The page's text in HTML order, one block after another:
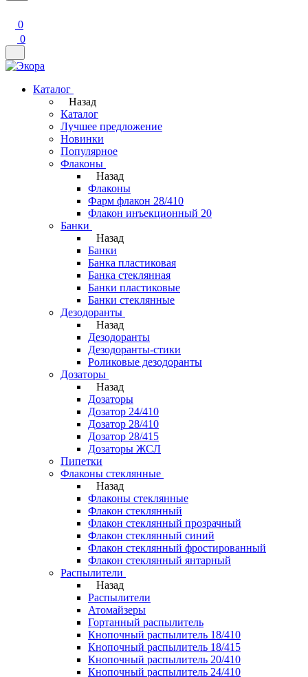
0
0
Каталог
Назад
Каталог
Лучшее предложение
Новинки
Популярное
Флаконы
Назад
Флаконы
Фарм флакон 28/410
Флакон инъекционный 20
Банки
Назад
Банки
Банка пластиковая
Банка стеклянная
Банки пластиковые
Банки стеклянные
Дезодоранты
Назад
Дезодоранты
Дезодоранты-стики
Роликовые дезодоранты
Дозаторы
Назад
Дозаторы
Дозатор 24/410
Дозатор 28/410
Дозатор 28/415
Дозаторы ЖСЛ
Пипетки
Флаконы стеклянные
Назад
Флаконы стеклянные
Флакон стеклянный
Флакон стеклянный прозрачный
Флакон стеклянный синий
Флакон стеклянный фростированный
Флакон стеклянный янтарный
Распылители
Назад
Распылители
Атомайзеры
Гортанный распылитель
Кнопочный распылитель 18/410
Кнопочный распылитель 18/415
Кнопочный распылитель 20/410
Кнопочный распылитель 24/410